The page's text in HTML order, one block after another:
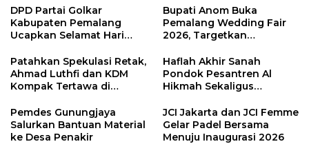
ke-80
DPD Partai Golkar
Kabupaten Pemalang
Ucapkan Selamat Hari
Bupati Anom Buka
Pemalang Wedding Fair
2026, Targetkan
Patahkan Spekulasi Retak,
Ahmad Luthfi dan KDM
Kompak Tertawa di
Haflah Akhir Sanah
Pondok Pesantren Al
Hikmah Sekaligus
Terpadu Warunpring
Pemdes Gunungjaya
Salurkan Bantuan Material
ke Desa Penakir
JCI Jakarta dan JCI Femme
Gelar Padel Bersama
Menuju Inaugurasi 2026